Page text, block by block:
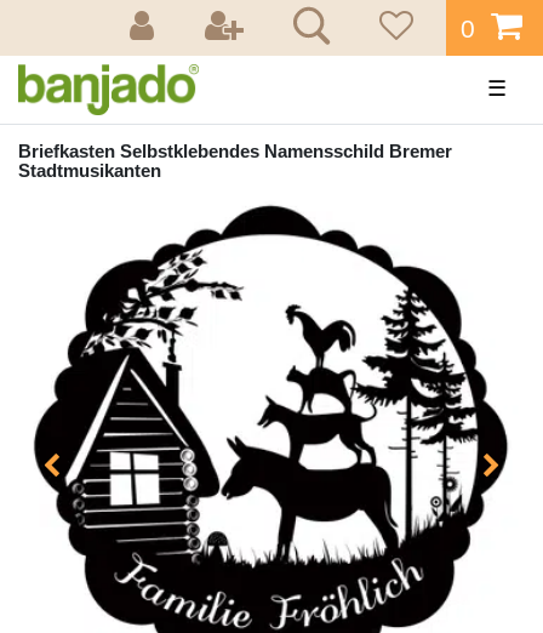
0
☰
Briefkasten Selbstklebendes Namensschild Bremer
Stadtmusikanten